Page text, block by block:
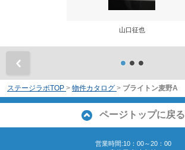
山口征也
ステージラボTOP > 物件カタログ > ブライトン麦野A
ページトップに戻る
営業時間:10：00～20：00